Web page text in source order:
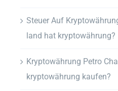
Steuer Auf
land hat kryptowährung?
Kryptowährung Petro
kryptowährung kaufen?